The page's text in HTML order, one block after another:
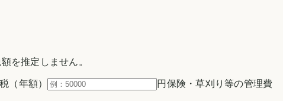
を推定しません。
（年額） 円 保険・草刈り等の管理費